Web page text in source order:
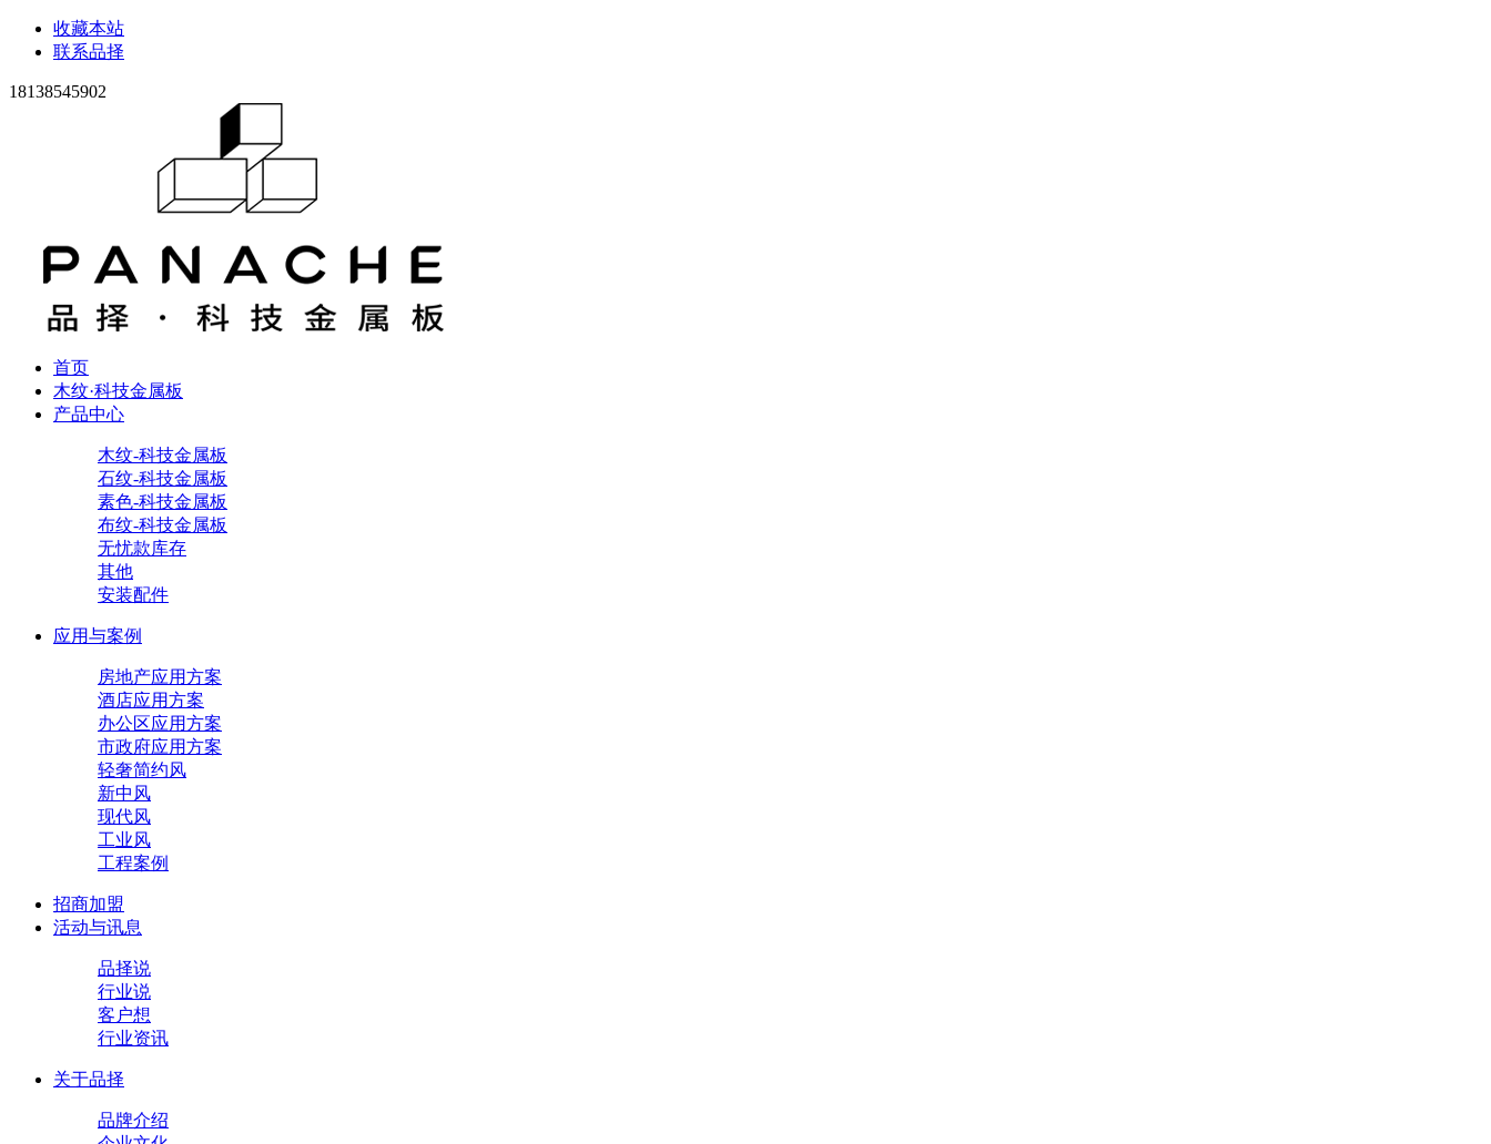
收藏本站
联系品择
18138545902
首页
木纹·科技金属板
产品中心
木纹-科技金属板
石纹-科技金属板
素色-科技金属板
布纹-科技金属板
无忧款库存
其他
安装配件
应用与案例
房地产应用方案
酒店应用方案
办公区应用方案
市政府应用方案
轻奢简约风
新中风
现代风
工业风
工程案例
招商加盟
活动与讯息
品择说
行业说
客户想
行业资讯
关于品择
品牌介绍